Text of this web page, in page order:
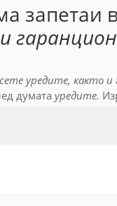
запетаи
уредите, както
думата уредите.